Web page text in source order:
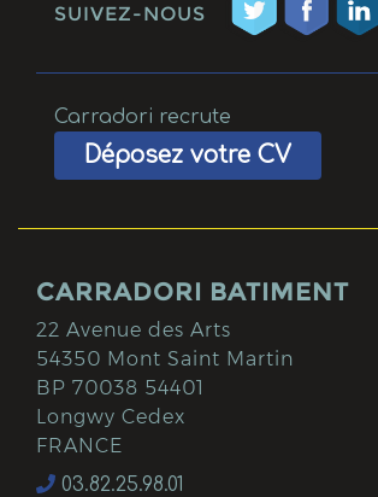
SUIVEZ-NOUS
Carradori recrute
Déposez votre CV
CARRADORI BATIMENT
22 Avenue des Arts
54350 Mont Saint Martin
BP 70038 54401
Longwy Cedex
FRANCE
03.82.25.98.01